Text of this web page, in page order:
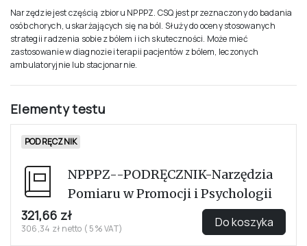
PROCEDURA
Badanie indywidualne lub grupowe; bez ograniczenia czasu – przeciętnie
15 minut
SZCZEGÓLNIE PRZYDATNE DLA
medyczny, pracownicy ochrony i promocji zdrowia
Narzędzie jest częścią zbioru NPPPZ. CSQ jest przeznaczony do badania
osób chorych, uskarżających się na ból. Służy do oceny stosowanych
strategii radzenia sobie z bólem i ich skuteczności. Może mieć
zastosowanie w diagnozie i terapii pacjentów z bólem, leczonych
ambulatoryjnie lub stacjonarnie.